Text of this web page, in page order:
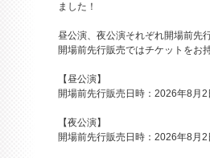
ました！
昼公演、夜公演それぞれ開場前先
開場前先行販売ではチケットをお
【昼公演】
開場前先行販売日時：2026年8
【夜公演】
開場前先行販売日時：2026年8